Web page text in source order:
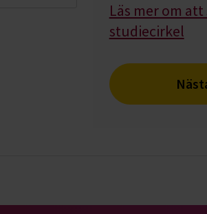
Läs mer om
studiecirkel